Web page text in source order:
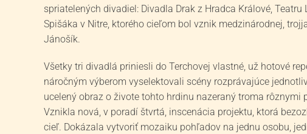
spriatelených divadiel: Divadla Drak z Hradca Králové,
Spišáka v Nitre, ktorého cieľom bol vznik medzinárodnej,
Jánošík.
Všetky tri divadlá priniesli do Terchovej vlastné, už hotové
náročným výberom vyselektovali scény rozprávajúce
ucelený obraz o živote tohto hrdinu nazeraný troma
Vznikla nová, v poradí štvrtá, inscenácia projektu, ktorá
cieľ. Dokázala vytvoriť mozaiku pohľadov na jednu osobu,